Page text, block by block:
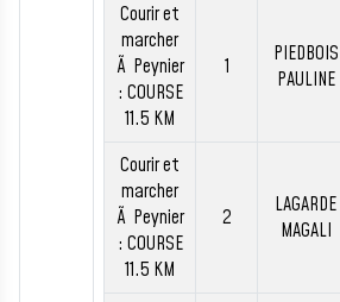
Courir et
marcher
Ã Peynier
: COURSE
11.5 KM
1
PIEDBOIS
PAULINE
Courir et
marcher
Ã Peynier
: COURSE
11.5 KM
2
LAGARDE
MAGALI